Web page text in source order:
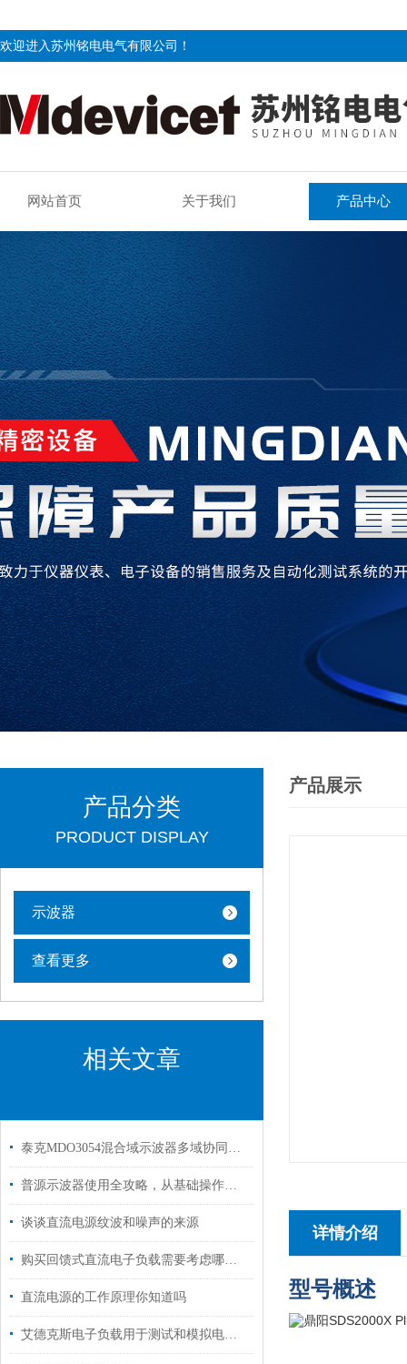
欢迎进入苏州铭电电气有限公司！
网站首页 关于我们 产品中心
产品分类
PRODUCT DISPLAY
示波器
查看更多
相关文章
泰克MDO3054混合域示波器多域协同的调试全能王
普源示波器使用全攻略，从基础操作到高级应用
谈谈直流电源纹波和噪声的来源
购买回馈式直流电子负载需要考虑哪些要素？
直流电源的工作原理你知道吗
艾德克斯电子负载用于测试和模拟电源的负载条件
产品展示
详情介绍
型号概述